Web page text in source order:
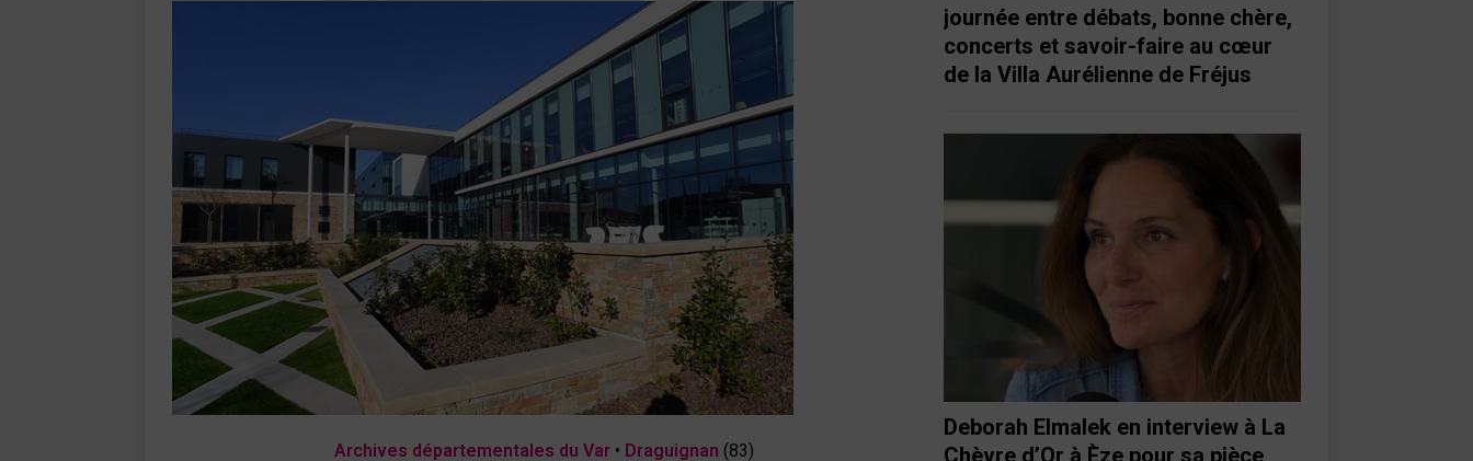
Archives départementales du Var• Draguignan (83)
journée entre débats, bonne chère,
concerts et savoir-faire au cœur
de la Villa Aurélienne de Fréjus
Deborah Elmalek en interview à La